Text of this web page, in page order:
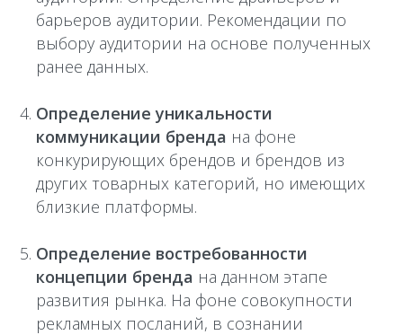
барьеров аудитории. Рекомендации по
выбору аудитории на основе полученных
ранее данных.
Определение уникальности
коммуникации бренда на фоне
конкурирующих брендов и брендов из
других товарных категорий, но имеющих
близкие платформы.
Определение востребованности
концепции бренда на данном этапе
развития рынка. На фоне совокупности
рекламных посланий, в сознании